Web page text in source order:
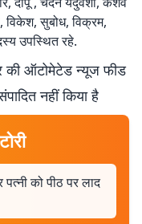
विकेश, सुबोध, विक्रम,
उपस्थित रहे.
की ऑटोमेटेड न्यूज फीड
नहीं किया है
पत्नी को पीठ पर लाद